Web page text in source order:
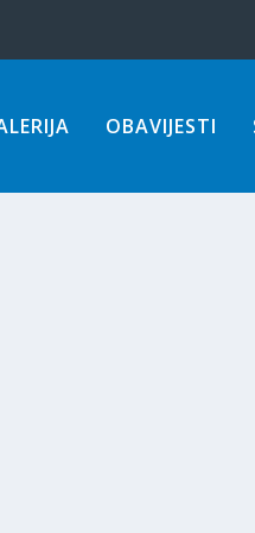
OBAVIJESTI